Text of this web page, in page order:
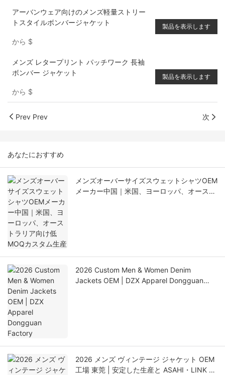
アーバンウェア向けのメンズ軽量ストリー
トスタイルボンバージャケット
から $
製品を表示します
メンズ レタープリント パッチワーク 長袖
ボンバー ジャケット
から $
製品を表示します
Prev Prev 次
あなたにおすすめ
メンズオーバーサイズスウェットシャツOEM
メーカー中国｜米国、ヨーロッパ、オースト
2026 Custom Men & Women Denim
Jackets OEM | DZX Apparel Dongguan
2026 メンズ ヴィンテージ ジャケット OEM
工場 東莞 | 安定した生産と ASAHI・LINK 品